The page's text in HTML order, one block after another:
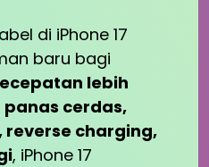
di iPhone 17
baru bagi
lebih
cerdas,
charging,
, iPhone 17